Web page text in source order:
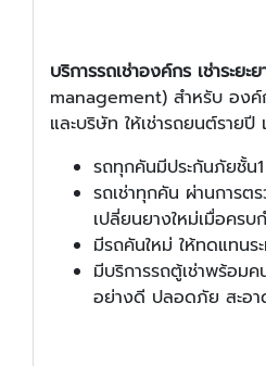
บริการรถเช่าองค์กร เช่าระยะย
management) สำหรับ องค์
และบริษัท ให้เช่ารถยนต์รายปี
รถทุกคันมีประกันภัยชั้น1
รถเช่าทุกคัน ผ่านการต
เปลี่ยนยางใหม่เมื่อครบ
มีรถคันใหม่ ให้ทดแทนร
มีบริการรถตู้เช่าพร้อม
อย่างดี ปลอดภัย สะอา